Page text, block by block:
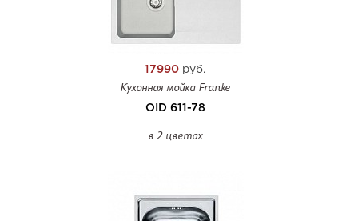
17990 руб.
Кухонная мойка Franke
OID 611-78
в 2 цветах